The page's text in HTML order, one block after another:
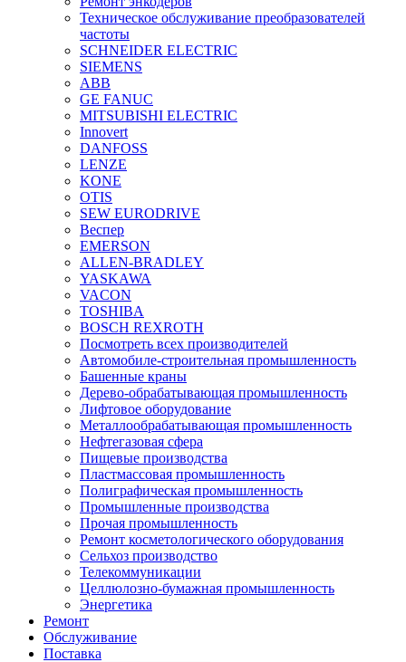
Техническое обслуживание преобразователей
частоты
SCHNEIDER ELECTRIC
SIEMENS
ABB
GE FANUC
MITSUBISHI ELECTRIC
Innovert
DANFOSS
LENZE
KONE
OTIS
SEW EURODRIVE
Веспер
EMERSON
ALLEN-BRADLEY
YASKAWA
VACON
TOSHIBA
BOSCH REXROTH
Посмотреть всех производителей
Автомобиле-строительная промышленность
Башенные краны
Дерево-обрабатывающая промышленность
Лифтовое оборудование
Металлообрабатывающая промышленность
Нефтегазовая сфера
Пищевые производства
Пластмассовая промышленность
Полиграфическая промышленность
Промышленные производства
Прочая промышленность
Ремонт косметологического оборудования
Сельхоз производство
Телекоммуникации
Целлюлозно-бумажная промышленность
Энергетика
Ремонт
Обслуживание
Поставка